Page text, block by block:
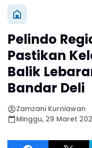
Pelindo
Pastikan
Balik
Bandar Deli
Zamzani Kurniawan
Minggu, 29 Maret